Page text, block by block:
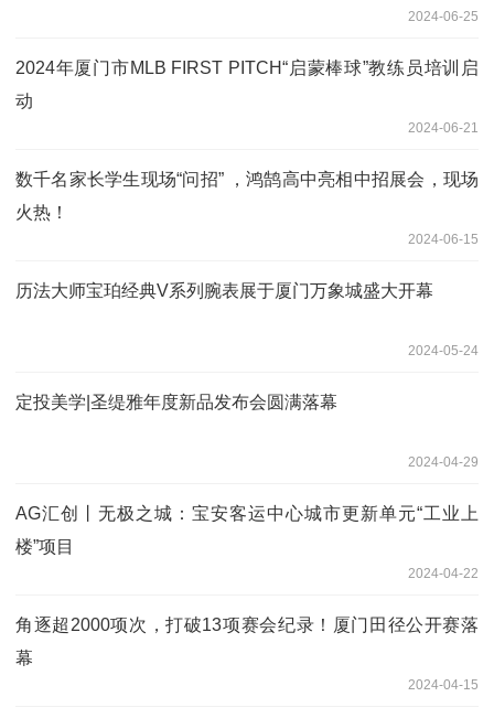
2024-06-25
2024年厦门市MLB FIRST PITCH“启蒙棒球”教练员培训启
动
2024-06-21
数千名家长学生现场“问招” ，鸿鹄高中亮相中招展会，现场
火热！
2024-06-15
历法大师宝珀经典V系列腕表展于厦门万象城盛大开幕
2024-05-24
定投美学|圣缇雅年度新品发布会圆满落幕
2024-04-29
AG汇创丨无极之城：宝安客运中心城市更新单元“工业上
楼”项目
2024-04-22
角逐超2000项次，打破13项赛会纪录！厦门田径公开赛落
幕
2024-04-15